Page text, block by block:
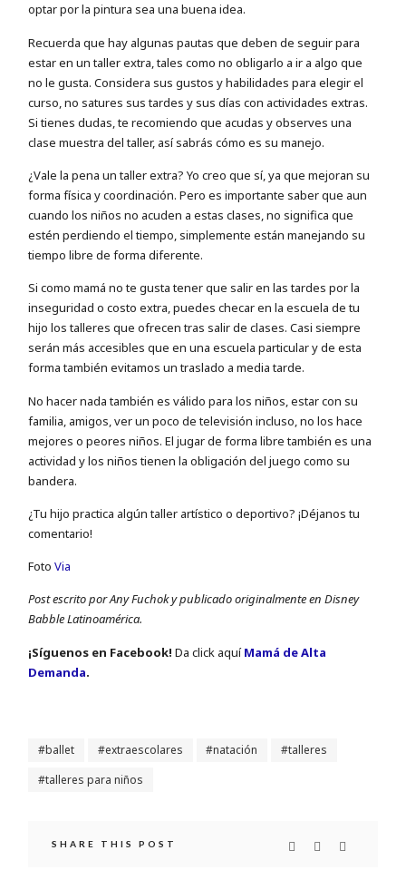
optar por la pintura sea una buena idea.
Recuerda que hay algunas pautas que deben de seguir para
estar en un taller extra, tales como no obligarlo a ir a algo que
no le gusta. Considera sus gustos y habilidades para elegir el
curso, no satures sus tardes y sus días con actividades extras.
Si tienes dudas, te recomiendo que acudas y observes una
clase muestra del taller, así sabrás cómo es su manejo.
¿Vale la pena un taller extra? Yo creo que sí, ya que mejoran su
forma física y coordinación. Pero es importante saber que aun
cuando los niños no acuden a estas clases, no significa que
estén perdiendo el tiempo, simplemente están manejando su
tiempo libre de forma diferente.
Si como mamá no te gusta tener que salir en las tardes por la
inseguridad o costo extra, puedes checar en la escuela de tu
hijo los talleres que ofrecen tras salir de clases. Casi siempre
serán más accesibles que en una escuela particular y de esta
forma también evitamos un traslado a media tarde.
No hacer nada también es válido para los niños, estar con su
familia, amigos, ver un poco de televisión incluso, no los hace
mejores o peores niños. El jugar de forma libre también es una
actividad y los niños tienen la obligación del juego como su
bandera.
¿Tu hijo practica algún taller artístico o deportivo? ¡Déjanos tu
comentario!
FotoVia
Post escrito por Any Fuchok y publicado originalmente en Disney
Babble Latinoamérica.
¡Sí­guenos en Facebook! Da click aquíMamá de Alta
Demanda.
ballet extraescolares natación
talleres
talleres para niños
SHARE THIS POST